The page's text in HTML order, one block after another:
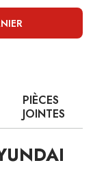
PIÈCES
JOINTES